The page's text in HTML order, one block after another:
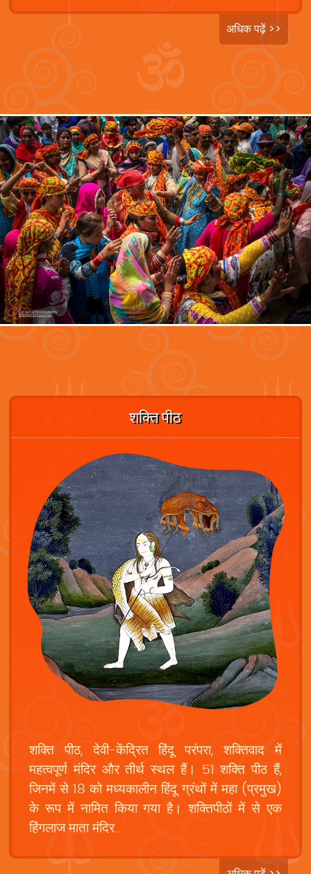
अधिक पढ़ें >>
शक्ति पीठ
शक्ति पीठ, देवी-केंद्रित हिंदू परंपरा, शक्तिवाद में
महत्वपूर्ण मंदिर और तीर्थ स्थल हैं। 51 शक्ति पीठ हैं,
जिनमें से 18 को मध्यकालीन हिंदू ग्रंथों में महा (प्रमुख)
के रूप में नामित किया गया है। शक्तिपीठों में से एक
हिंगलाज माता मंदिर...